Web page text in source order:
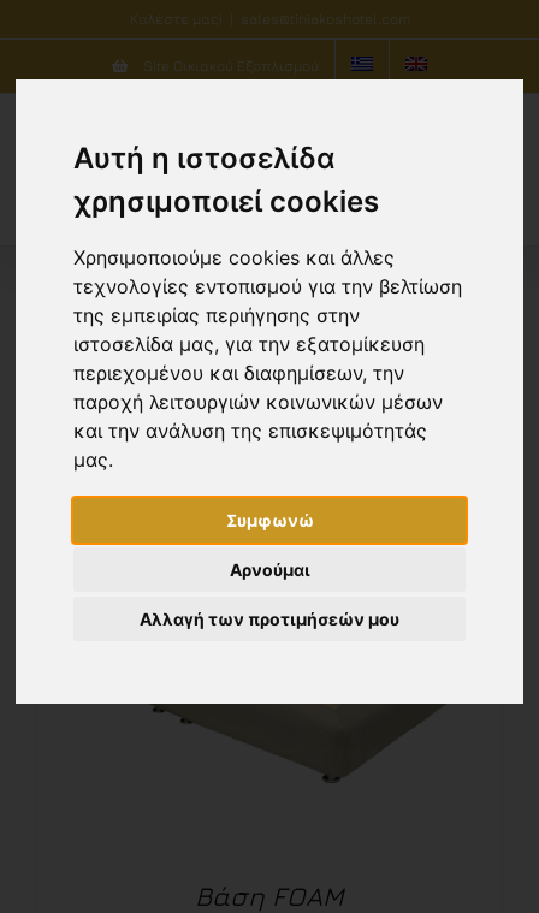
Αυτή η ιστοσελίδα
χρησιμοποιεί cookies
Χρησιμοποιούμε cookies και άλλες
τεχνολογίες εντοπισμού για την βελτίωση
της εμπειρίας περιήγησης στην
ιστοσελίδα μας, για την εξατομίκευση
περιεχομένου και διαφημίσεων, την
παροχή λειτουργιών κοινωνικών μέσων
και την ανάλυση της επισκεψιμότητάς
μας.
Συμφωνώ
Αρνούμαι
Αλλαγή των προτιμήσεών μου
στο
περιεχόμενο
Καλέστε μας! | sales@tiniakoshotel.com
Site Οικιακού Εξοπλισμού
Ταξινόμηση ανάΔημοφιλία
Προβολή 30 Προϊόντων
Βάση FOAM